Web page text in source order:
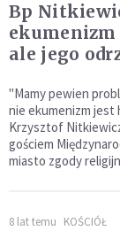
Bp
ekumenizm
ale jego
"Mamy pewien
nie ekumenizm jest
Krzysztof
gościem
miasto zgody
8 lat temu KOŚCIÓŁ